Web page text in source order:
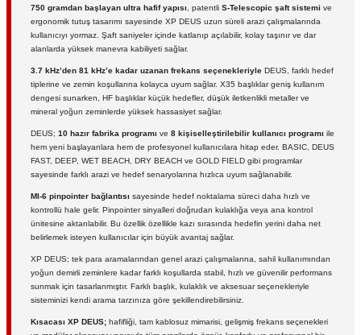
750 gramdan başlayan ultra hafif yapısı, patentli S-Telescopic şaft sistemi ve
ergonomik tutuş tasarımı sayesinde XP DEUS uzun süreli arazi çalışmalarında
kullanıcıyı yormaz. Şaft saniyeler içinde katlanıp açılabilir, kolay taşınır ve dar
alanlarda yüksek manevra kabiliyeti sağlar.
3.7 kHz’den 81 kHz’e kadar uzanan frekans seçenekleriyle DEUS, farklı hedef
tiplerine ve zemin koşullarına kolayca uyum sağlar. X35 başlıklar geniş kullanım
dengesi sunarken, HF başlıklar küçük hedefler, düşük iletkenlikli metaller ve
mineral yoğun zeminlerde yüksek hassasiyet sağlar.
DEUS; 10 hazır fabrika programı ve 8 kişiselleştirilebilir kullanıcı programı ile
hem yeni başlayanlara hem de profesyonel kullanıcılara hitap eder. BASIC, DEUS
FAST, DEEP, WET BEACH, DRY BEACH ve GOLD FIELD gibi programlar
sayesinde farklı arazi ve hedef senaryolarına hızlıca uyum sağlanabilir.
MI-6 pinpointer bağlantısı sayesinde hedef noktalama süreci daha hızlı ve
kontrollü hale gelir. Pinpointer sinyalleri doğrudan kulaklığa veya ana kontrol
ünitesine aktarılabilir. Bu özellik özellikle kazı sırasında hedefin yerini daha net
belirlemek isteyen kullanıcılar için büyük avantaj sağlar.
XP DEUS; tek para aramalarından genel arazi çalışmalarına, sahil kullanımından
yoğun demirli zeminlere kadar farklı koşullarda stabil, hızlı ve güvenilir performans
sunmak için tasarlanmıştır. Farklı başlık, kulaklık ve aksesuar seçenekleriyle
sisteminizi kendi arama tarzınıza göre şekillendirebilirsiniz.
Kısacası XP DEUS; hafifliği, tam kablosuz mimarisi, gelişmiş frekans seçenekleri